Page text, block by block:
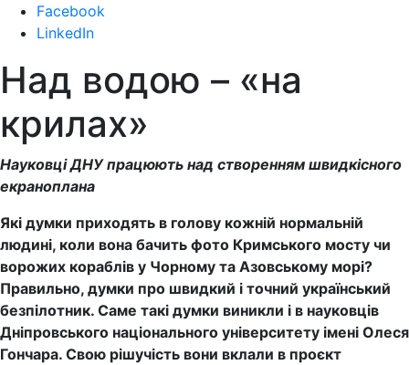
Facebook
LinkedIn
Над водою – «на
крилах»
Науковці ДНУ працюють над створенням швидкісного
екраноплана
Які думки приходять в голову кожній нормальній
людині, коли вона бачить фото Кримського мосту чи
ворожих кораблів у Чорному та Азовському морі?
Правильно, думки про швидкий і точний український
безпілотник. Саме такі думки виникли і в науковців
Дніпровського національного університету імені Олеся
Гончара. Свою рішучість вони вклали в проєкт